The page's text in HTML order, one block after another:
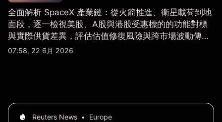
全面解析 SpaceX 產業鏈：從火箭推進、衛星載荷到地
面段，逐一檢視美股、A股與港股受惠標的的功能對標
與實際供貨差異，評估估值修復風險與跨市場波動傳
導。
07:58, 22 6月 2026
Reuters News • Europe